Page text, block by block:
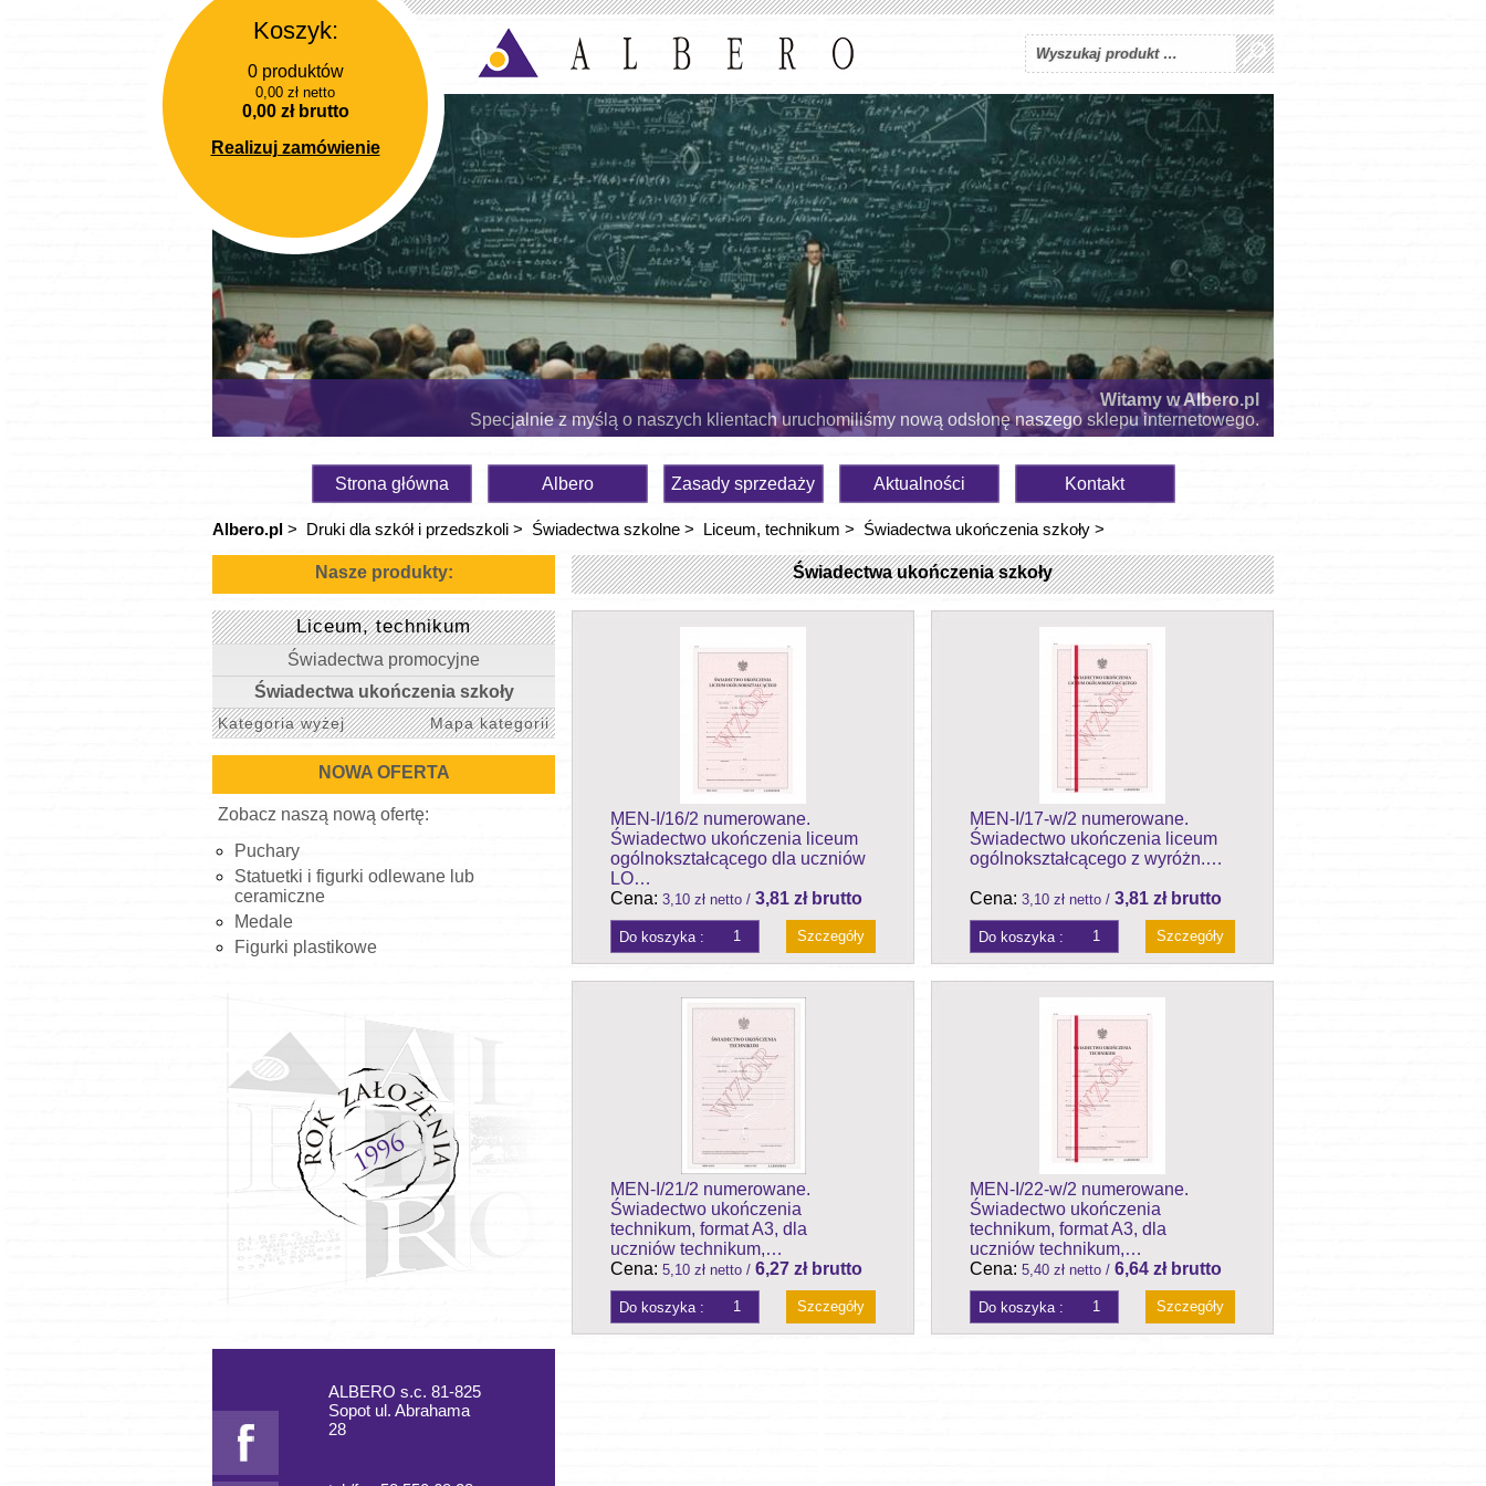
Koszyk:
0 produktów
0,00 zł netto
0,00 zł brutto
Realizuj zamówienie
Witamy w Albero.pl
Specjalnie z myślą o naszych klientach uruchomiliśmy nową odsłonę naszego sklepu internetowego.
Strona główna Albero Zasady sprzedaży Aktualności Kontakt
Albero.pl > Druki dla szkół i przedszkoli > Świadectwa szkolne > Liceum, technikum > Świadectwa ukończenia szkoły >
Nasze produkty:
Liceum, technikum
Świadectwa promocyjne
Świadectwa ukończenia szkoły
Kategoria wyżej Mapa kategorii
NOWA OFERTA
Zobacz naszą nową ofertę:
Puchary
Statuetki i figurki odlewane lub
ceramiczne
Medale
Figurki plastikowe
ALBERO s.c. 81-825
Sopot ul. Abrahama
28
Świadectwa ukończenia szkoły
MEN-I/16/2 numerowane.
Świadectwo ukończenia liceum
ogólnokształcącego dla uczniów
LO…
Cena: 3,10 zł netto / 3,81 zł brutto
Szczegóły
MEN-I/17-w/2 numerowane.
Świadectwo ukończenia liceum
ogólnokształcącego z wyróżn.…
Cena: 3,10 zł netto / 3,81 zł brutto
Szczegóły
MEN-I/21/2 numerowane.
Świadectwo ukończenia
technikum, format A3, dla
uczniów technikum,…
Cena: 5,10 zł netto / 6,27 zł brutto
Szczegóły
MEN-I/22-w/2 numerowane.
Świadectwo ukończenia
technikum, format A3, dla
uczniów technikum,…
Cena: 5,40 zł netto / 6,64 zł brutto
Szczegóły